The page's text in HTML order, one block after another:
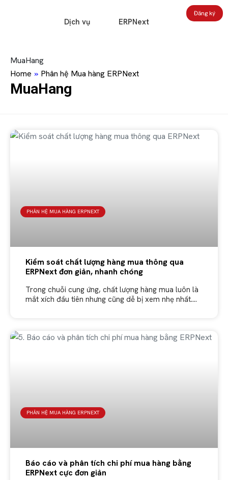
Dịch vụ ERPNext
Đăng ký
MuaHang
Home » Phân hệ Mua hàng ERPNext
MuaHang
PHÂN HỆ MUA HÀNG ERPNEXT
Kiểm soát chất lượng hàng mua thông qua
ERPNext đơn giản, nhanh chóng
Trong chuỗi cung ứng, chất lượng hàng mua luôn là
mắt xích đầu tiên nhưng cũng dễ bị xem nhẹ nhất.
PHÂN HỆ MUA HÀNG ERPNEXT
Báo cáo và phân tích chi phí mua hàng bằng
ERPNext cực đơn giản